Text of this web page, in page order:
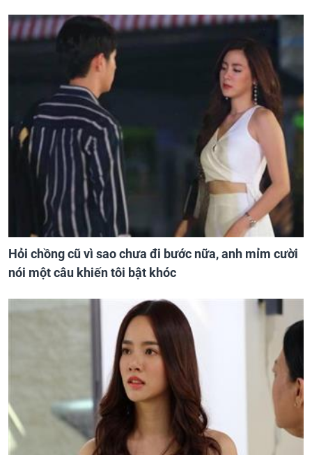
Hỏi chồng cũ vì sao chưa đi bước nữa, anh mỉm cười
nói một câu khiến tôi bật khóc